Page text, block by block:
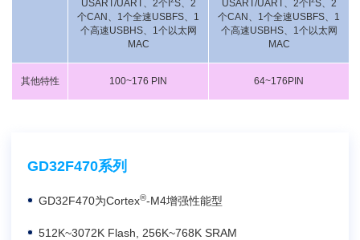
USART/UART、2个I S、2
个CAN、1个全速USBFS、1
个高速USBHS、1个以太网
MAC
USART/UART、2个I S、2
个CAN、1个全速USBFS、1
个高速USBHS、1个以太网
MAC
其他特性 100~176 PIN 64~176PIN
GD32F470系列
GD32F470为Cortex®-M4增强性能型
512K~3072K Flash, 256K~768K SRAM